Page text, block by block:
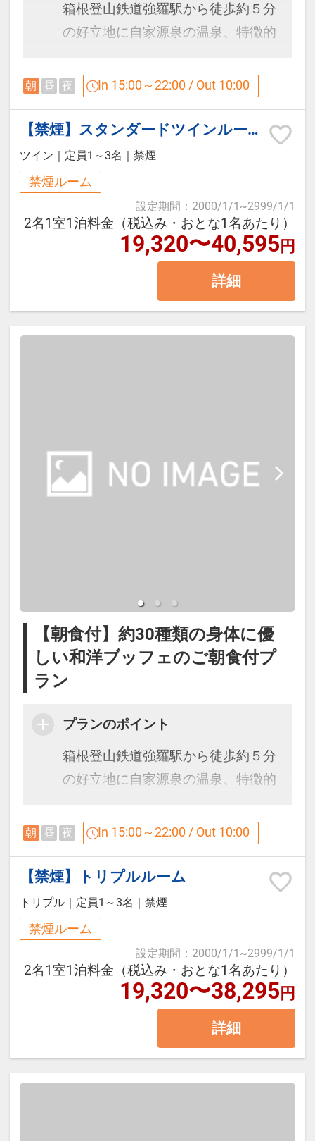
3名様以上でご宿泊の場合、エキス
トラベッドやソファーベッドをご利
のご準備はお休みの際にお客様ご自
身にお願いしています。 予めご承知
下さいますようお願い申し上げま
す。
※セミダブル客室にはシャワー・バ
スタブはついていません。
※ツインルームはシャワーブースの
広々としたリビングスペースと簡易
キッチンを備えており、中長期のご
様までご宿泊いただけるのでグルー
プ旅行や、お祝いなどの記念日旅行
にもご利用いただけます。
お風呂は大浴場と同じ温泉なので24
時間、お好きな時間にご堪能下さ
【温泉大浴場】
※大浴場に露天風呂はございませ
箱根登山鉄道強羅駅から徒歩約５分
の好立地に自家源泉の温泉、特徴的
コンドミニアム棟、それぞれのご滞
在スタイルに合わせたやすらぎの空
間をお過ごしいただけます。
施設は東棟（フロント、レストラン
等）・西棟（大浴場、ラウンジ
等）・コンドミニアム棟の3棟で 構
成されています。
東棟、西棟は連絡通路で内部接続し
ていますがコンドミニアム棟は内部
で接続しておらず、 行き来には公道
をお通りいただく必要がございます
・ホテル内でのご精算は現金のご利
用はできません。クレジットカー
ド、モバイル決済（ＱＲ決済）、交
のご朝食をお付けしたプランです。
添い寝のお子様もご自由にお召し上
がりください。
ございません。ご到着・ご出発、ご
朝食の際にはホテルエリア（東棟）
までお越しいただく必要がございま
添い寝のお子様もご自由にお召し上
がりください。
【ライブラリーラウンジ】
ご用意しているソフトドリンク類は
フリーでお愉しみいただけます。
また19時から22時まではソフトドリ
ンクに加えて、ウィスキー等もご準
・アレルギー対応について
当ホテルではブッフェスタイルでご
朝 昼 夜 In 15:00～22:00 / Out 10:00
【禁煙】スタンダードツインルーム
ツイン 定員1～3名 禁煙
禁煙ルーム
設定期間 ： 2000/1/1 ~2999/1/1
2名1室1泊料金（税込み・おとな1名あたり）
19,320〜40,595円
詳細
【朝食付】約30種類の身体に優
しい和洋ブッフェのご朝食付プ
ラン
プランのポイント
箱根登山鉄道強羅駅から徒歩約５分
の好立地に自家源泉の温泉、特徴的
コンドミニアム棟、それぞれのご滞
在スタイルに合わせたやすらぎの空
間をお過ごしいただけます。
施設は東棟（フロント、レストラン
等）・西棟（大浴場、ラウンジ
等）・コンドミニアム棟の3棟で 構
成されています。
東棟、西棟は連絡通路で内部接続し
ていますがコンドミニアム棟は内部
で接続しておらず、 行き来には公道
をお通りいただく必要がございます
朝 昼 夜 In 15:00～22:00 / Out 10:00
【禁煙】トリプルルーム
トリプル｜ 定員1～3名 禁煙
禁煙ルーム
設定期間 ： 2000/1/1 ~2999/1/1
2名1室1泊料金（税込み・おとな1名あたり）
19,320〜38,295円
詳細